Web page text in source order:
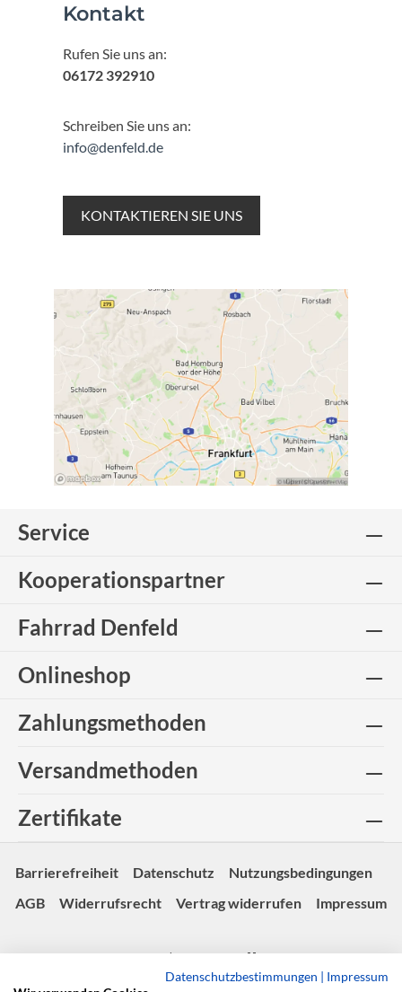
Kontakt
Rufen Sie uns an:
06172 392910
Schreiben Sie uns an:
info@denfeld.de
KONTAKTIEREN SIE UNS
Service
Kooperationspartner
Fahrrad Denfeld
Onlineshop
Zahlungsmethoden
Versandmethoden
Zertifikate
Barrierefreiheit Datenschutz
Nutzungsbedingungen
AGB
Widerrufsrecht Vertrag widerrufen Impressum
© Copyright 2026 | Made with 💚 -fairgentur.de
Datenschutzbestimmungen | Impressum